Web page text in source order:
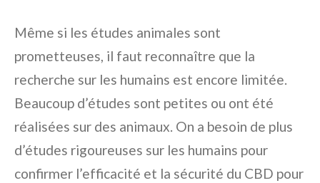
Même si les études animales sont
prometteuses, il faut reconnaître que la
recherche sur les humains est encore limitée.
Beaucoup d’études sont petites ou ont été
réalisées sur des animaux. On a besoin de plus
d’études rigoureuses sur les humains pour
confirmer l’efficacité et la sécurité du CBD pour